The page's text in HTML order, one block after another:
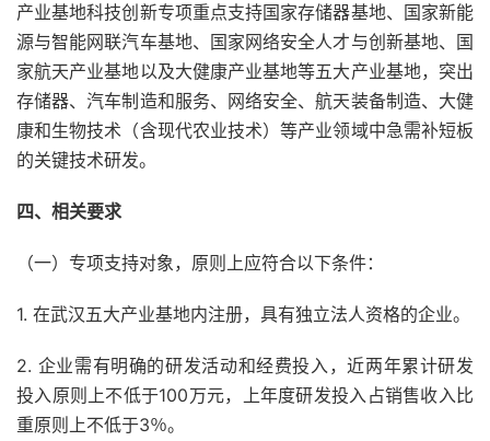
产业基地科技创新专项重点支持国家存储器基地、国家新能
源与智能网联汽车基地、国家网络安全人才与创新基地、国
家航天产业基地以及大健康产业基地等五大产业基地，突出
存储器、汽车制造和服务、网络安全、航天装备制造、大健
康和生物技术（含现代农业技术）等产业领域中急需补短板
的关键技术研发。
四、相关要求
（一）专项支持对象，原则上应符合以下条件：
1. 在武汉五大产业基地内注册，具有独立法人资格的企业。
2. 企业需有明确的研发活动和经费投入，近两年累计研发
投入原则上不低于100万元，上年度研发投入占销售收入比
重原则上不低于3％。